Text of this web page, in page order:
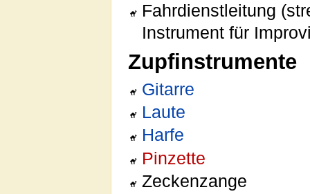
Fahrdienstleitung
Instrument für
Zupfinstrumente
Gitarre
Laute
Harfe
Pinzette
Zeckenzange